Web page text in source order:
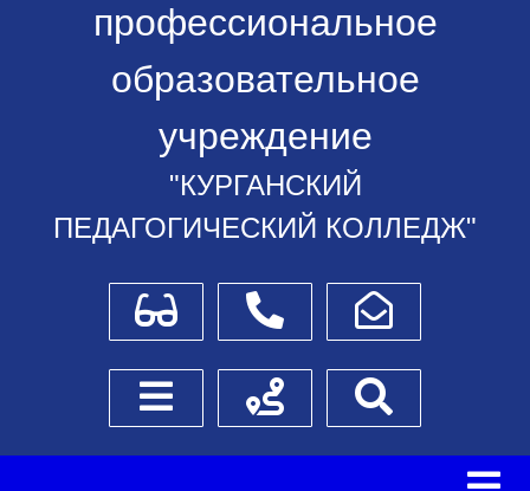
профессиональное
образовательное
учреждение
"КУРГАНСКИЙ
ПЕДАГОГИЧЕСКИЙ КОЛЛЕДЖ"
Для слабовидящихТелефоныНаписать обращение
Боковое менюСхема проезда